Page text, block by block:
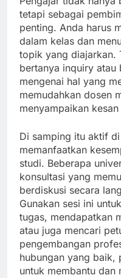
tetapi sebagai
penting. Anda harus
dalam kelas dan
topik yang diajarkan.
bertanya inquiry
mengenai hal yang
memudahkan dosen
menyampaikan
Di samping itu aktif
memanfaatkan
studi. Beberapa
konsultasi yang
berdiskusi secara
Gunakan sesi ini
tugas, mendapatkan
atau juga mencari
pengembangan
hubungan yang baik,
untuk membantu dan